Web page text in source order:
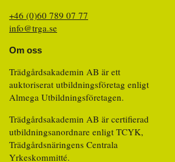
Om oss
Trädgårdsakademin AB är ett
auktoriserat utbildningsföretag enligt
Almega Utbildningsföretagen.
Trädgårdsakademin AB är certifierad
utbildningsanordnare enligt TCYK,
Trädgårdsnäringens Centrala
Yrkeskommitté.
+46 (0)60 789 07 77
info@trga.se